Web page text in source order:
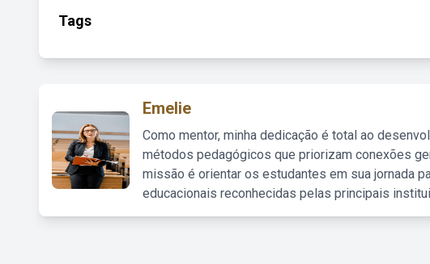
Tags
Emelie
Como mentor, minha dedicação é total ao
métodos pedagógicos que priorizam conexões
missão é orientar os estudantes em sua jornada
educacionais reconhecidas pelas principais